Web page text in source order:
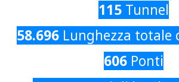
115 Tunnel
58.696 Lunghezza totale
606 Ponti